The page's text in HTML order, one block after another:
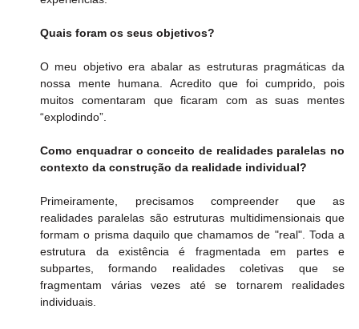
Quais foram os seus objetivos?
O meu objetivo era abalar as estruturas pragmáticas da
nossa mente humana. Acredito que foi cumprido, pois
muitos comentaram que ficaram com as suas mentes
“explodindo”.
Como enquadrar o conceito de realidades paralelas no
contexto da construção da realidade individual?
Primeiramente, precisamos compreender que as
realidades paralelas são estruturas multidimensionais que
formam o prisma daquilo que chamamos de "real". Toda a
estrutura da existência é fragmentada em partes e
subpartes, formando realidades coletivas que se
fragmentam várias vezes até se tornarem realidades
individuais.